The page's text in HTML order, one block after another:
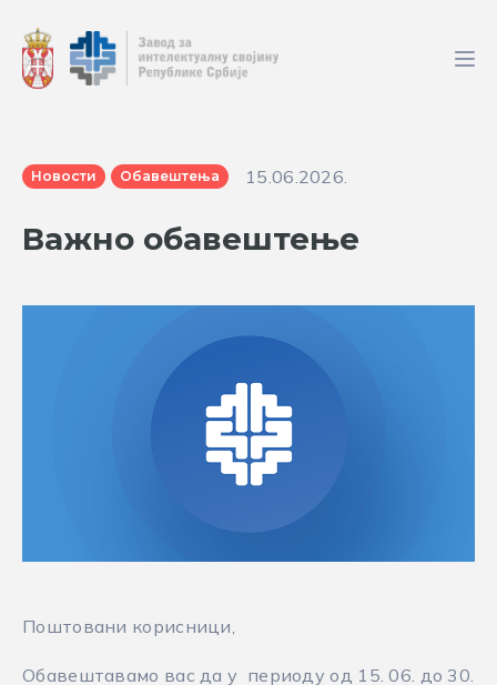
Новости Обавештења 15.06.2026.
Важно обавештење
Поштовани корисници,
Обавештавамо вас да у периоду од 15. 06. до 30.